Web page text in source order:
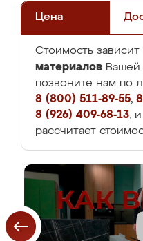
Цена
Стоимость зависит
материалов Вашей
позвоните нам по
8 (800) 511-89-55,
8 (926) 409-68-13,
рассчитает